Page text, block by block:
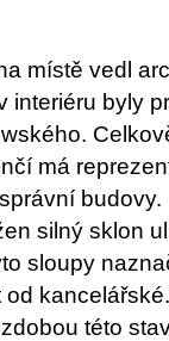
místě vedl
interiéru byly
má
silný sklon
sloupy
této